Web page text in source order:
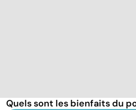
Quels sont les bienfaits du